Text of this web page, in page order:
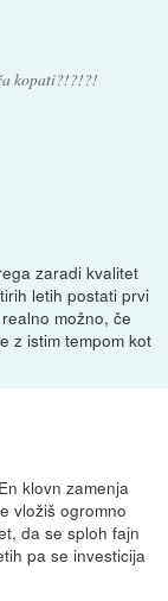
kopati?!?!?!
zaradi kvalitet
letih postati prvi
možno, če
z istim tempom kot
klovn zamenja
vložiš ogromno
da se sploh fajn
pa se investicija